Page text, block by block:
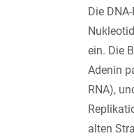
Die
ein. Die
Adenin
RNA),
alten